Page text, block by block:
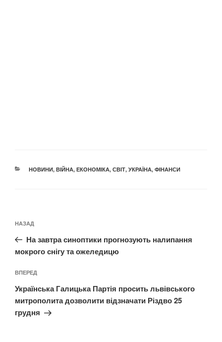
КАТЕГОРІЇ
НОВИНИ, ВІЙНА, ЕКОНОМІКА, СВІТ, УКРАЇНА, ФІНАНСИ
записів
Попередній
запис:
НАЗАД
На завтра синоптики прогнозують налипання
мокрого снігу та ожеледицю
Наступний
запис
ВПЕРЕД
Українська Галицька Партія просить львівського
митрополита дозволити відзначати Різдво 25
грудня